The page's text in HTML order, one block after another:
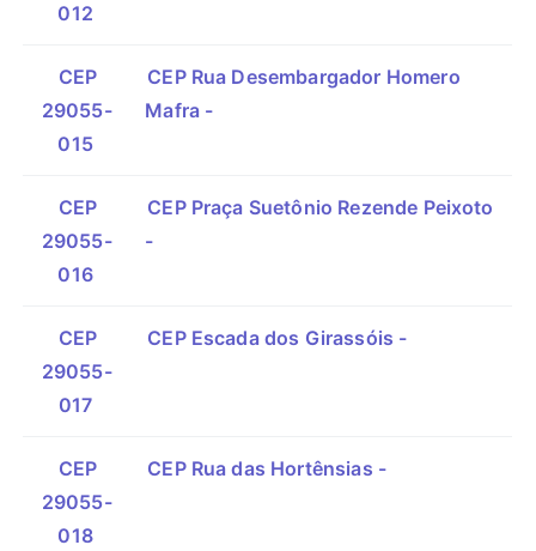
012
CEP
29055-
015
CEP Rua Desembargador Homero
Mafra -
CEP
29055-
016
CEP Praça Suetônio Rezende Peixoto
-
CEP
29055-
017
CEP Escada dos Girassóis -
CEP
29055-
018
CEP Rua das Hortênsias -